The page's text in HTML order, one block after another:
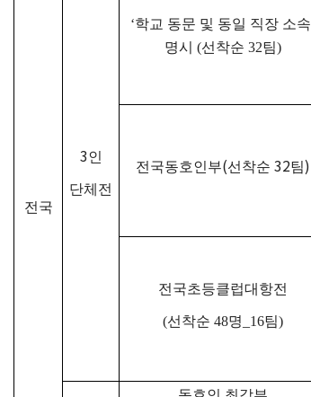
전국
3인
단체전
‘학교 동문 및 동일 직장 소속
명시 (선착순 32팀)
전국동호인부(선착순 32팀)
전국초등클럽대항전
(선착순 48명 _16팀)